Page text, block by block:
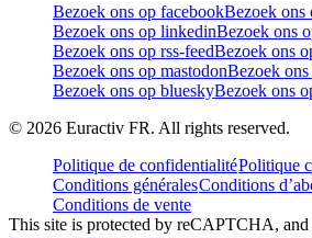
Bezoek ons op facebookBezoek ons
Bezoek ons op linkedinBezoek ons
Bezoek ons op rss-feedBezoek ons
Bezoek ons op mastodonBezoek
Bezoek ons op blueskyBezoek ons
© 2026 Euractiv FR. All rights reserved.
Politique de confidentialitéPolitique
Conditions généralesConditions
Conditions de vente
This site is protected by reCAPTCHA,